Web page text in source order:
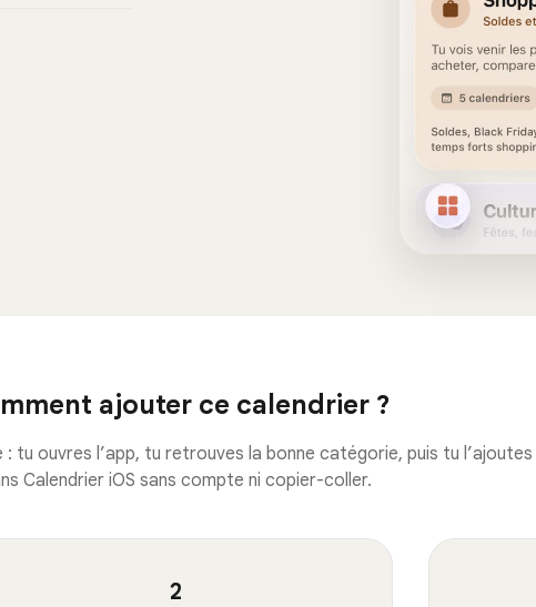
ajouter ce calendrier ?
tu ouvres l’app, tu retrouves la bonne catégorie, puis tu l’ajoutes
Calendrier iOS sans compte ni copier-coller.
2